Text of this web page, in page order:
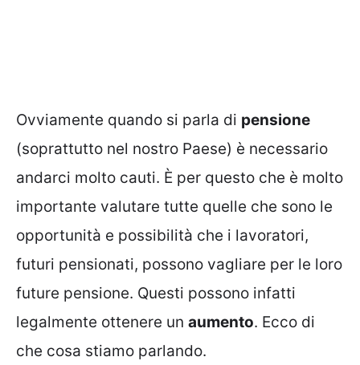
Ovviamente quando si parla di pensione
(soprattutto nel nostro Paese) è necessario
andarci molto cauti. È per questo che è molto
importante valutare tutte quelle che sono le
opportunità e possibilità che i lavoratori,
futuri pensionati, possono vagliare per le loro
future pensione. Questi possono infatti
legalmente ottenere un aumento. Ecco di
che cosa stiamo parlando.